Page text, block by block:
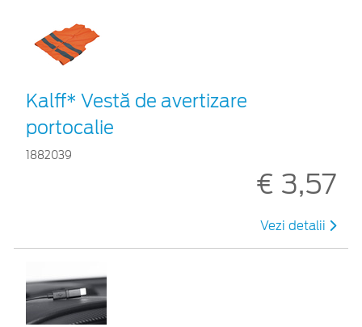
Kalff* Vestă de avertizare
portocalie
1882039
€ 3,57
Vezi detalii